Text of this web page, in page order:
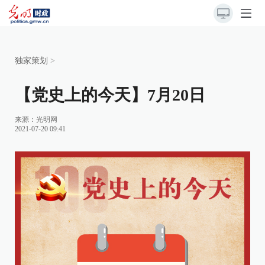
独家策划 >
【党史上的今天】7月20日
来源： 光明网
2021-07-20 09:41